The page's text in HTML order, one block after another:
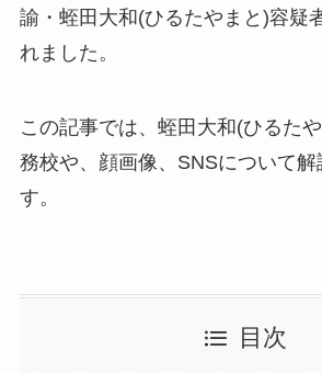
諭・蛭田大和(ひるたやまと)容疑
れました。
この記事では、蛭田大和(ひるた
務校や、顔画像、SNSについて解
す。
目次